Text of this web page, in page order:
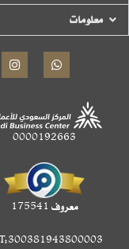
معلومات
0000192663
معروف 175541